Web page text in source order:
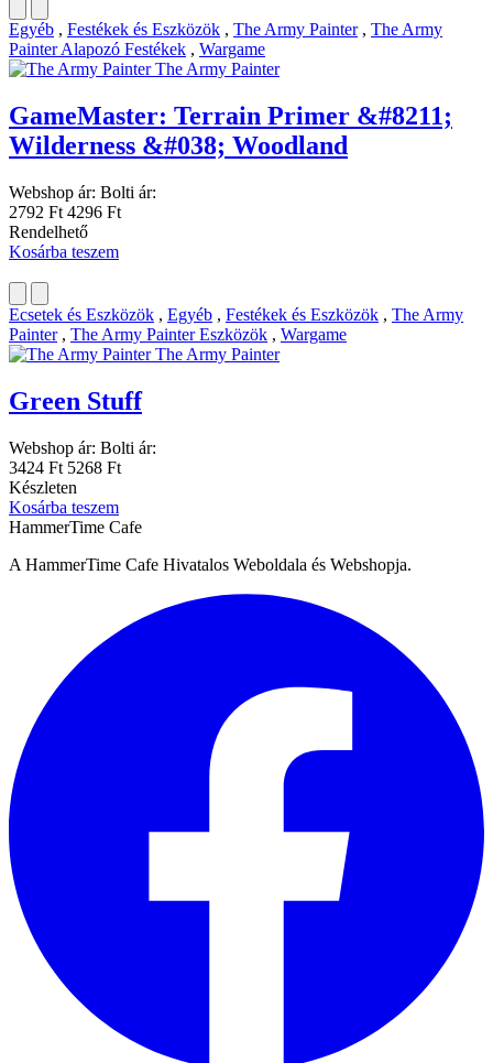
Egyéb , Festékek és Eszközök , The Army Painter, The Army
Painter Alapozó Festékek , Wargame
The Army Painter
GameMaster: Terrain Primer &#8211;
Wilderness &#038; Woodland
Webshop ár: Bolti ár:
2792 Ft 4296 Ft
Rendelhető
Kosárba teszem
Ecsetek és Eszközök , Egyéb , Festékek és Eszközök , The Army
Painter, The Army Painter Eszközök , Wargame
The Army Painter
Green Stuff
Webshop ár: Bolti ár:
3424 Ft 5268 Ft
Készleten
Kosárba teszem
HammerTime Cafe
A HammerTime Cafe Hivatalos Weboldala és Webshopja.